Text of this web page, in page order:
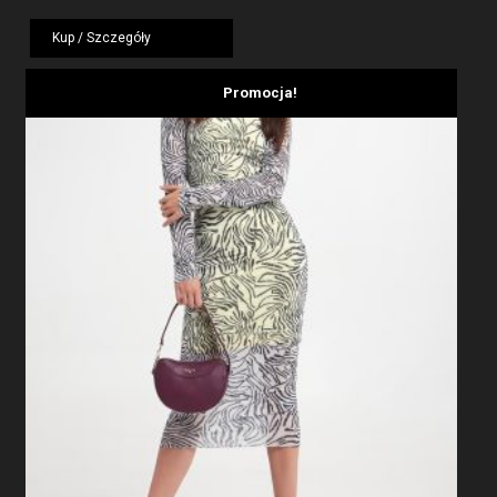
wynosiła:
Kup / Szczegóły
Promocja!